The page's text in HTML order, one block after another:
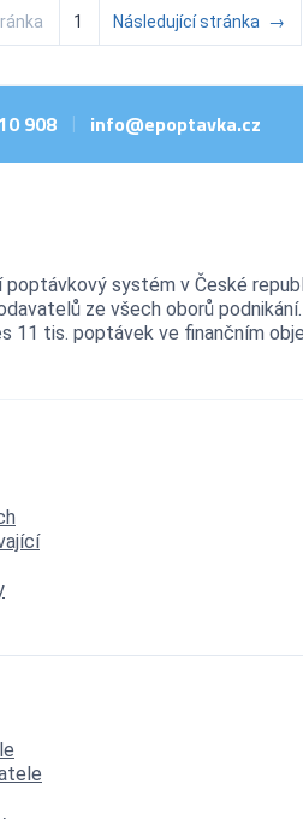
1 Následující stránka →
908 | info@epoptavka.cz
systém v České
ze všech oborů podnikání.
11 tis. poptávek ve finančním